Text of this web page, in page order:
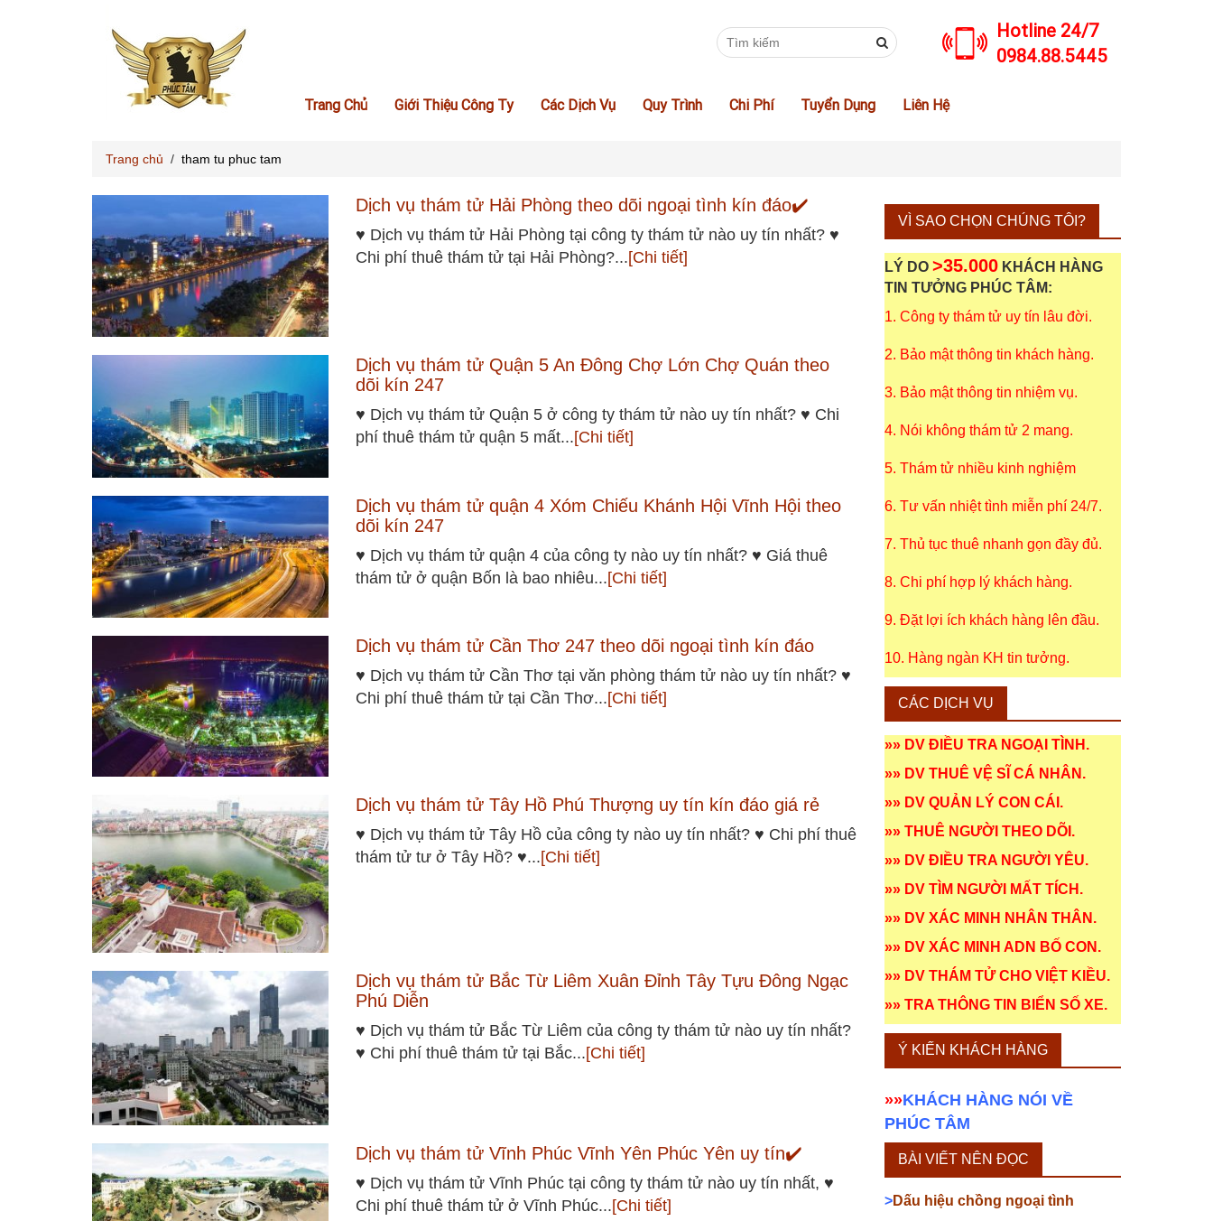
Hotline 24/7
0984.88.5445
Trang Chủ Giới Thiệu Công Ty Các Dịch Vụ Quy Trình Chi Phí Tuyển Dụng Liên Hệ
Trang chủ / tham tu phuc tam
Dịch vụ thám tử Hải Phòng theo dõi ngoại tình kín đáo✔️
♥ Dịch vụ thám tử Hải Phòng tại công ty thám tử nào uy tín nhất? ♥
Chi phí thuê thám tử tại Hải Phòng?...[Chi tiết]
Dịch vụ thám tử Quận 5 An Đông Chợ Lớn Chợ Quán theo
dõi kín 247
♥ Dịch vụ thám tử Quận 5 ở công ty thám tử nào uy tín nhất? ♥ Chi
phí thuê thám tử quận 5 mất...[Chi tiết]
Dịch vụ thám tử quận 4 Xóm Chiếu Khánh Hội Vĩnh Hội theo
dõi kín 247
♥ Dịch vụ thám tử quận 4 của công ty nào uy tín nhất? ♥ Giá thuê
thám tử ở quận Bốn là bao nhiêu...[Chi tiết]
Dịch vụ thám tử Cần Thơ 247 theo dõi ngoại tình kín đáo
♥ Dịch vụ thám tử Cần Thơ tại văn phòng thám tử nào uy tín nhất? ♥
Chi phí thuê thám tử tại Cần Thơ...[Chi tiết]
Dịch vụ thám tử Tây Hồ Phú Thượng uy tín kín đáo giá rẻ
♥ Dịch vụ thám tử Tây Hồ của công ty nào uy tín nhất? ♥ Chi phí thuê
thám tử tư ở Tây Hồ? ♥...[Chi tiết]
Dịch vụ thám tử Bắc Từ Liêm Xuân Đỉnh Tây Tựu Đông Ngạc
Phú Diễn
♥ Dịch vụ thám tử Bắc Từ Liêm của công ty thám tử nào uy tín nhất?
♥ Chi phí thuê thám tử tại Bắc...[Chi tiết]
Dịch vụ thám tử Vĩnh Phúc Vĩnh Yên Phúc Yên uy tín✔️
♥ Dịch vụ thám tử Vĩnh Phúc tại công ty thám tử nào uy tín nhất, ♥
Chi phí thuê thám tử ở Vĩnh Phúc...[Chi tiết]
VÌ SAO CHỌN CHÚNG TÔI?
LÝ DO >35.000KHÁCH HÀNG
TIN TƯỞNG PHÚC TÂM:
1. Công ty thám tử uy tín lâu đời.
2. Bảo mật thông tin khách hàng.
3. Bảo mật thông tin nhiệm vụ.
4. Nói không thám tử 2 mang.
5. Thám tử nhiều kinh nghiệm
6. Tư vấn nhiệt tình miễn phí 24/7.
7. Thủ tục thuê nhanh gọn đầy đủ.
8. Chi phí hợp lý khách hàng.
9. Đặt lợi ích khách hàng lên đầu.
10. Hàng ngàn KH tin tưởng.
CÁC DỊCH VỤ
»» DV ĐIỀU TRA NGOẠI TÌNH .
»» DV THUÊ VỆ SĨ CÁ NHÂN .
»» DV QUẢN LÝ CON CÁI .
»» THUÊ NGƯỜI THEO DÕI .
»» DV ĐIỀU TRA NGƯỜI YÊU.
»» DV TÌM NGƯỜI MẤT TÍCH .
»» DV XÁC MINH NHÂN THÂN .
»» DV XÁC MINH ADN BỐ CON .
»» DV THÁM TỬ CHO VIỆT KIỀU.
»» TRA THÔNG TIN BIỂN SỐ XE.
Ý KIẾN KHÁCH HÀNG
»»KHÁCH HÀNG NÓI VỀ
PHÚC TÂM
BÀI VIẾT NÊN ĐỌC
>Dấu hiệu chồng ngoại tình